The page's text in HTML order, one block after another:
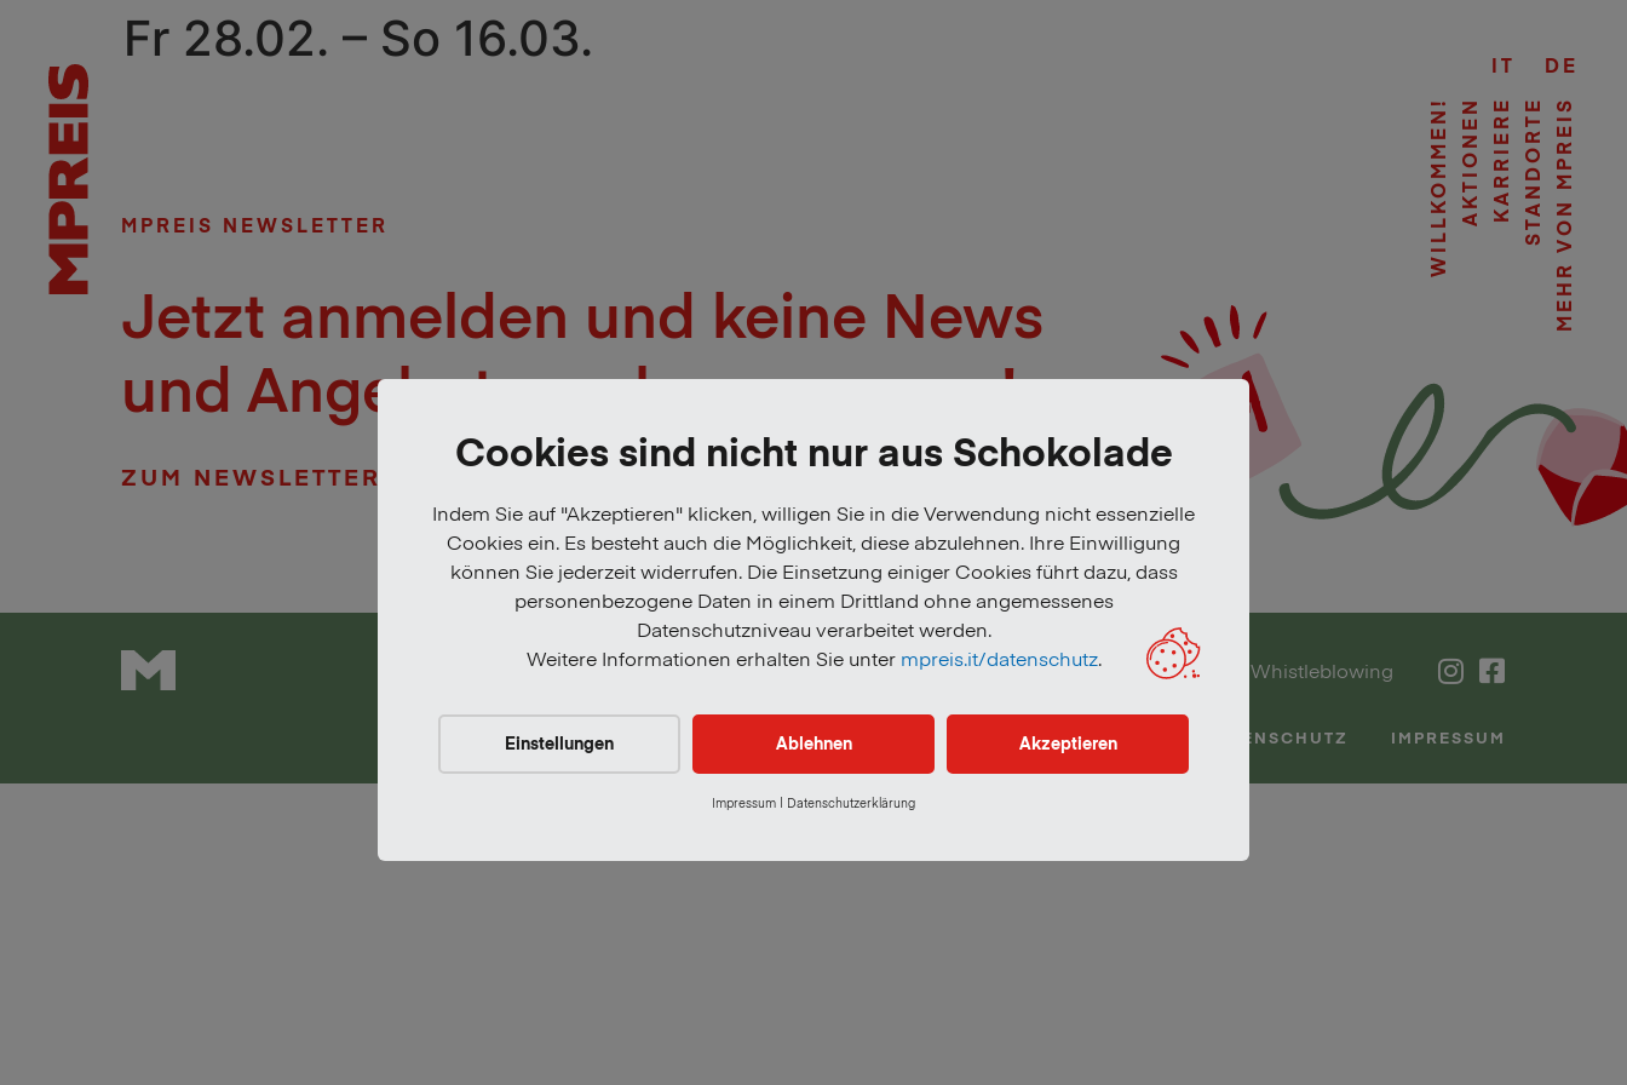
IT DE
WILLKOMMEN!AKTIONENKARRIERESTANDORTEMEHR VON MPREIS
Fr 28.02. – So 16.03.
MPREIS NEWSLETTER
Jetzt anmelden und keine News
und Angebote mehr verpassen!
ZUM NEWSLETTER
Newsletter Verhaltenskodex Umweltkennzeichnung von Verpackungen Whistleblowing
DATENSCHUTZ IMPRESSUM
Cookies sind nicht nur aus Schokolade
Indem Sie auf "Akzeptieren" klicken, willigen Sie in die Verwendung nicht essenzielle
Cookies ein. Es besteht auch die Möglichkeit, diese abzulehnen. Ihre Einwilligung
können Sie jederzeit widerrufen. Die Einsetzung einiger Cookies führt dazu, dass
personenbezogene Daten in einem Drittland ohne angemessenes
Datenschutzniveau verarbeitet werden.
Weitere Informationen erhalten Sie unter mpreis.it/datenschutz.
Akzeptieren
Ablehnen
Einstellungen
Impressum Datenschutzerklärung